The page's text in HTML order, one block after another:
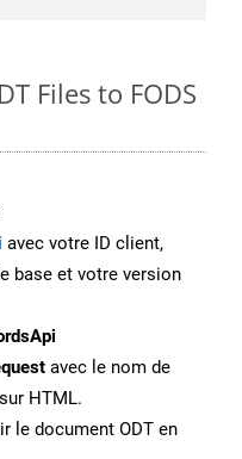
Files to FODS
avec votre ID client,
base et votre version
avec le nom de
HTML.
le document ODT en